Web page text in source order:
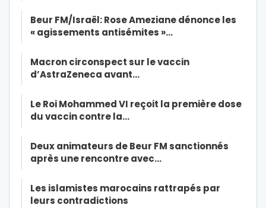
Beur FM/Israël: Rose Ameziane dénonce les
« agissements antisémites »…
Macron circonspect sur le vaccin
d’AstraZeneca avant…
Le Roi Mohammed VI reçoit la première dose
du vaccin contre la…
Deux animateurs de Beur FM sanctionnés
après une rencontre avec…
Les islamistes marocains rattrapés par
leurs contradictions